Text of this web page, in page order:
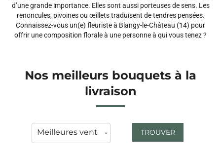
d’une grande importance. Elles sont aussi porteuses de sens. Les
renoncules, pivoines ou œillets traduisent de tendres pensées.
Connaissez-vous un(e) fleuriste à Blangy-le-Château (14) pour
offrir une composition florale à une personne à qui vous tenez ?
Nos meilleurs bouquets à la
livraison
TROUVER